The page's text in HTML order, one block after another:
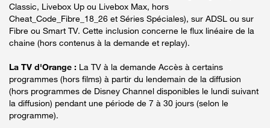
Classic, Livebox Up ou Livebox Max, hors
Cheat_Code_Fibre_18_26 et Séries Spéciales), sur ADSL ou sur
Fibre ou Smart TV. Cette inclusion concerne le flux linéaire de la
chaine (hors contenus à la demande et replay).
La TV d'Orange : La TV à la demande Accès à certains
programmes (hors films) à partir du lendemain de la diffusion
(hors programmes de Disney Channel disponibles le lundi suivant
la diffusion) pendant une période de 7 à 30 jours (selon le
programme).